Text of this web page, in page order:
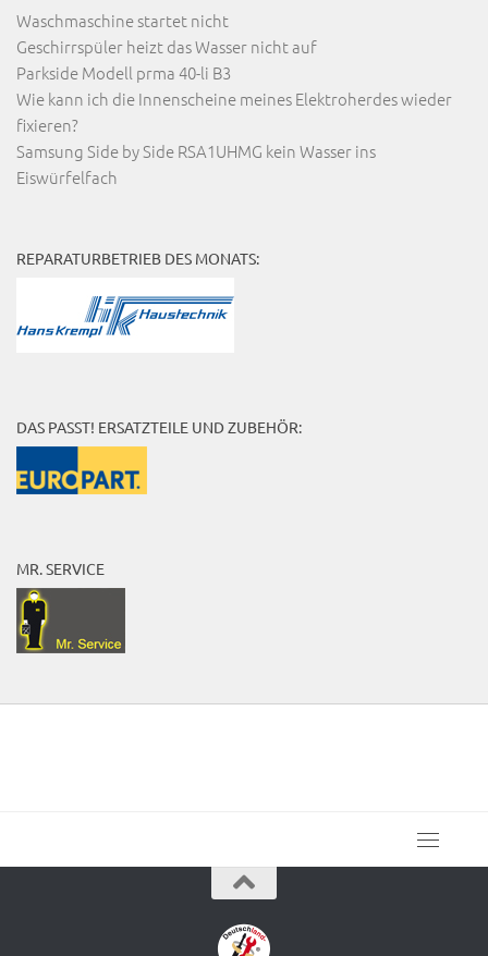
Waschmaschine startet nicht
Geschirrspüler heizt das Wasser nicht auf
Parkside Modell prma 40-li B3
Wie kann ich die Innenscheine meines Elektroherdes wieder
fixieren?
Samsung Side by Side RSA1UHMG kein Wasser ins
Eiswürfelfach
REPARATURBETRIEB DES MONATS:
DAS PASST! ERSATZTEILE UND ZUBEHÖR:
MR. SERVICE